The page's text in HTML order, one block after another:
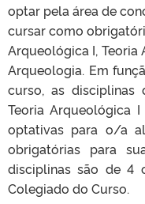
optar pela área de
cursar como
Arqueológica I,
Arqueologia. Em
curso, as
Teoria Arqueológica
optativas para o/a
obrigatórias para
disciplinas são de 4
Colegiado do Curso.